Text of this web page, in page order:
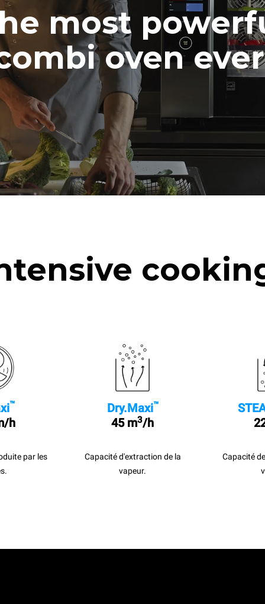
most
oven
™
h
par les
Dry.Maxi™
45 m3/h
Capacité d'extraction de la
vapeur.
Capacité